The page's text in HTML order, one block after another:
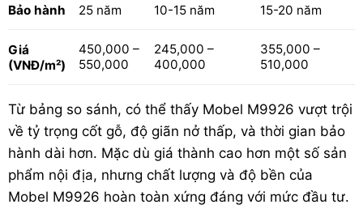
Bảo hành 25 năm 10-15 năm 15-20 năm
Giá
(VNĐ/m²)
450,000 –
550,000
245,000 –
400,000
355,000 –
510,000
Từ bảng so sánh, có thể thấy Mobel M9926 vượt trội
về tỷ trọng cốt gỗ, độ giãn nở thấp, và thời gian bảo
hành dài hơn. Mặc dù giá thành cao hơn một số sản
phẩm nội địa, nhưng chất lượng và độ bền của
Mobel M9926 hoàn toàn xứng đáng với mức đầu tư.